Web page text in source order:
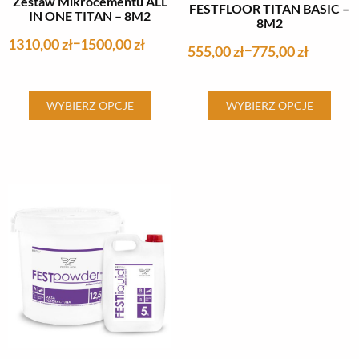
IN ONE TITAN – 8M2
1310,00zł–1500,00zł
WYBIERZ OPCJE
Ten
produkt
można
wybrać
na
stronie
produktu
FESTFLOOR TITAN BASIC –
8M2
555,00zł–775,00zł
WYBIERZ OPCJE
Ten
produkt